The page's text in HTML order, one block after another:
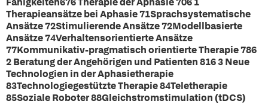
Therapieansätze bei Aphasie 71Sprachsystematische
Ansätze 72Stimulierende Ansätze 72Modellbasierte
Ansätze 74Verhaltensorientierte Ansätze
77Kommunikativ-pragmatisch orientierte Therapie 786
2 Beratung der Angehörigen und Patienten 816 3 Neue
Technologien in der Aphasietherapie
83Technologiegestützte Therapie 84Teletherapie
85Soziale Roboter 88Gleichstromstimulation (tDCS)